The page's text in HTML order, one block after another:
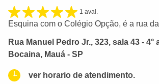
1 aval.
Esquina com o Colégio Opção, é a rua
Rua Manuel Pedro Jr., 323, sala 43 - 4°
Bocaina, Mauá - SP
ver horario de atendimento.